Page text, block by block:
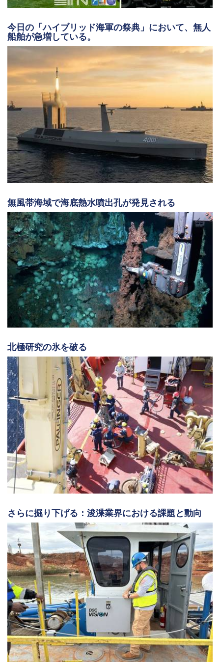
今日の「ハイブリッド海軍の祭典」において、無人
船舶が急増している。
無風帯海域で海底熱水噴出孔が発見される
北極研究の氷を破る
さらに掘り下げる：浚渫業界における課題と動向